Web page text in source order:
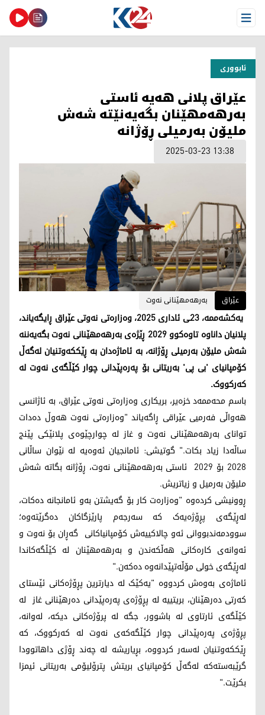
Open Menu
ئابووری
عێراق پلانی هەیە ئاستی
بەرهەمهێنان بگەیەنێتە شەش
ملیۆن بەرمیلی ڕۆژانە
2025-03-23 13:38
عێراق بەرهەمهێنانی نەوت
یەکشەممە، 23ـی ئاداری 2025، وەزارەتی نەوتی عێراق ڕایگەیاند،
پلانیان داناوە تاوەکوو 2029 ڕێژەی بەرهەمهێنانی نەوت بگەیەننە
شەش ملیۆن بەرمیلی ڕۆژانە، بە ئاماژەدان بە ڕێککەوتنیان لەگەڵ
کۆمپانیای 'بی پی' بەریتانی بۆ پەرەپێدانی چوار کێڵگەی نەوت لە
کەرکووک.
باسم محەممەد خزەیر، بریکاری وەزارەتی نەوتی عێراق، بە ئاژانسی
هەواڵی فەرمیی عێراقی ڕاگەیاند "وەزارەتی نەوت هەوڵ دەدات
توانای بەرهەمهێنانی نەوت و غاز لە چوارچێوەی پلانێکی پێنج
ساڵەدا زیاد بکات." گوتیشی: ئامانجیان ئەوەیە لە نێوان ساڵانی
2028 بۆ 2029 ئاستی بەرهەمهێنانی نەوت، ڕۆژانە بگاتە شەش
ملیۆن بەرمیل و زیاتریش.
ڕوونیشی کردەوە "وەزارەت کار بۆ گەیشتن بەو ئامانجانە دەکات،
لەڕێگەی پڕۆژەیەک کە سەرجەم پارێزگاکان دەگرێتەوە؛
سوودمەندبووانی ئەو چالاکییەش کۆمپانیاکانی گەڕان بۆ نەوت و
ئەوانەی کارەکانی هەڵکەندن و بەرهەمهێنان لە کێڵگەکاندا
لەڕێگەی خولی مۆڵەتپێدانەوە دەکەن."
ئاماژەی بەوەش کردووە "یەکێک لە دیارترین پڕۆژەکانی ئێستای
کەرتی دەرهێنان، بریتییە لە پڕۆژەی پەرەپێدانی دەرهێنانی غاز لە
کێڵگەی ئارتاوی لە باشوور، جگە لە پرۆژەکانی دیکە، لەوانە،
پڕۆژەی پەرەپێدانی چوار کێڵگەکەی نەوت لە کەرکووک، کە
ڕێککەوتنیان لەسەر کردووە، بڕیاریشە لە چەند ڕۆژی داهاتوودا
گرێبەستەکە لەگەڵ کۆمپانیای بریتش پترۆلیۆمی بەریتانی ئیمزا
بکرێت."